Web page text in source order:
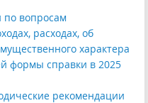
по вопросам
расходах, об
характера
формы справки в 2025
рекомендации